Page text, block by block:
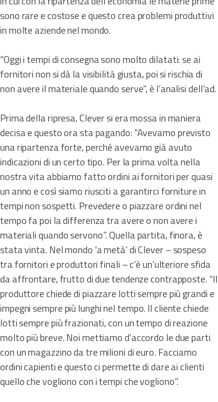
sono rare e costose e questo crea problemi produttivi
in molte aziende nel mondo.
“Oggi i tempi di consegna sono molto dilatati: se ai
fornitori non si dà la visibilità giusta, poi si rischia di
non avere il materiale quando serve”, è l’analisi dell’ad.
Prima della ripresa, Clever si era mossa in maniera
decisa e questo ora sta pagando: “Avevamo previsto
una ripartenza forte, perché avevamo già avuto
indicazioni di un certo tipo. Per la prima volta nella
nostra vita abbiamo fatto ordini ai fornitori per quasi
un anno e così siamo riusciti a garantirci forniture in
tempi non sospetti. Prevedere o piazzare ordini nel
tempo fa poi la differenza tra avere o non avere i
materiali quando servono”. Quella partita, finora, è
stata vinta. Nel mondo ‘a metà’ di Clever – sospeso
tra fornitori e produttori finali – c’è un’ulteriore sfida
da affrontare, frutto di due tendenze contrapposte. “Il
produttore chiede di piazzare lotti sempre più grandi e
impegni sempre più lunghi nel tempo. Il cliente chiede
lotti sempre più frazionati, con un tempo di reazione
molto più breve. Noi mettiamo d’accordo le due parti
con un magazzino da tre milioni di euro. Facciamo
ordini capienti e questo ci permette di dare ai clienti
quello che vogliono con i tempi che vogliono”.